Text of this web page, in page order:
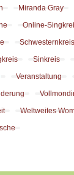
Miranda Gray
Online-
Schwesternkreis
Sinkreis
Veranstaltung
Weltweites